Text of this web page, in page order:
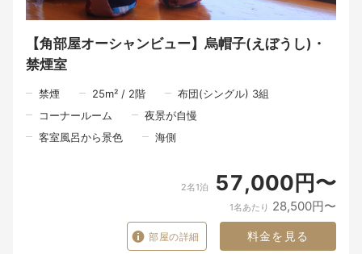
限られた時間の中でも、一品一品丁寧にお料理を仕上げるため、
夕食は18時30分、朝食は8時からのご案内となります。
夕食は、その日に届いた北浦の海の幸を中心に、山の恵み、里の
旬を織り交ぜた会席料理をご用意いたします。
料理人が手をかけるひと手間。
そして、お客様のもとへ届ける瞬間。
一皿の料理が生まれるまでには、たくさんの人の手と想いが込め
料理を味わう時間だけではなく、器を手に取る瞬間、大切な方と
の会話、窓の向こうに広がる景色。
そのすべてが重なったとき、食事はただの時間ではなく、旅の大
切な思い出になるのだと私たちは考えています。
【角部屋オーシャンビュー】烏帽子(えぼうし)・
禁煙室
禁煙 25m² / 2階
布団(シングル) 3組
コーナールーム
夜景が自慢
客室風呂から景色
海側
2名1泊 57,000円〜
1名あたり 28,500円〜
部屋の詳細 料金を見る